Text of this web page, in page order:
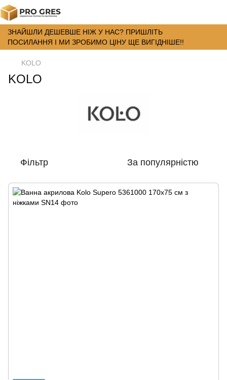
ЗНАЙШЛИ ДЕШЕВШЕ НІЖ У НАС? ПРИШЛІТЬ
ПОСИЛАННЯ І МИ ЗРОБИМО ЦІНУ ЩЕ ВИГІДНІШЕ!!
KOLO
KOLO
Фільтр За популярністю